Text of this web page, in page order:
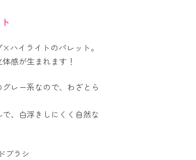
ハイライトのパレット。
感が生まれます！
レー系なので、わざとら
、白浮きしにくく自然な
ブラシ